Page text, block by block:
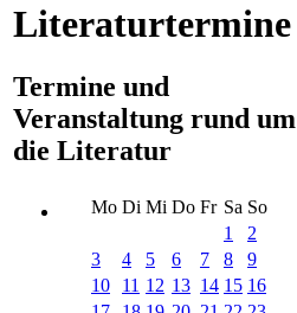
Literaturtermine
Termine und
Veranstaltung rund um
die Literatur
Mo Di Mi Do Fr Sa So
1
2
3
4 5 6 7 8
9
10
11 12 13 14 15 16